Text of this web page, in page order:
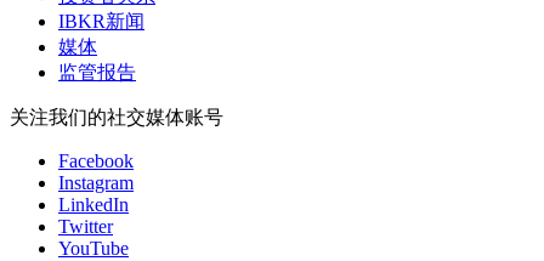
IBKR新闻
媒体
监管报告
关注我们的社交媒体账号
Facebook
Instagram
LinkedIn
Twitter
YouTube